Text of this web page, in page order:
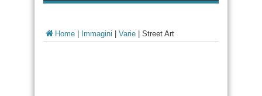
Home Immagini Varie Street Art